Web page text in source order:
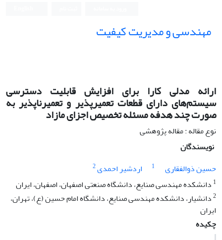
مهندسی و مدیریت کیفیت
ارائه مدلی کارا برای افزایش قابلیت دسترسی
سیستم‌های دارای قطعات تعمیرپذیر و تعمیرناپذیر به
صورت چند هدفه مسئله تخصیص اجزای مازاد
نوع مقاله : مقاله پژوهشی
نویسندگان
حسین ذوالفقاری
1 اردشیر احمدی2
1 دانشکده مهندسی صنایع، دانشگاه صنعتی اصفهان، اصفهان، ایران
2دانشیار، دانشکده مهندسی صنایع، دانشگاه امام حسین (ع)، تهران،
ایران
چکیده